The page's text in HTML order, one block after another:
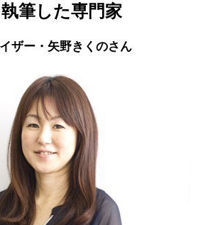
筆した専門家
ザー・矢野きくのさん